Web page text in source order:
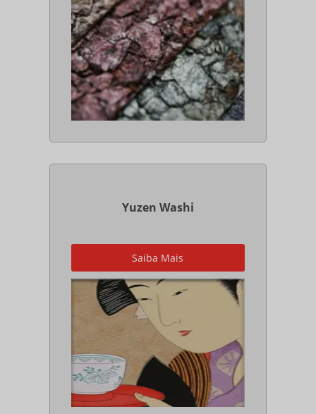
Yuzen Washi
Grande variedade de estampas de
papéis feitos a mão através de
serigrafia, para decoração ou
embalagens.
Saiba Mais